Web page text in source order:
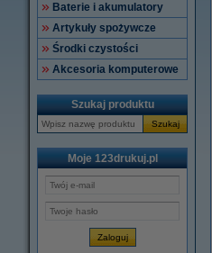
Baterie i akumulatory
Artykuły spożywcze
Środki czystości
Akcesoria komputerowe
Szukaj produktu
Szukaj
Moje 123drukuj.pl